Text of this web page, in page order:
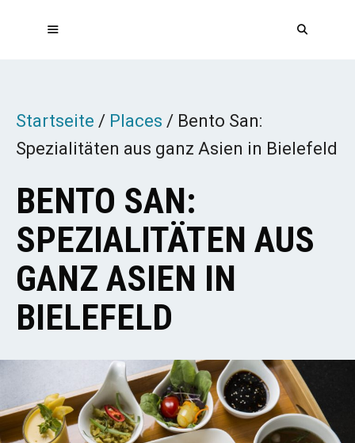
Startseite / Places / Bento San:
Spezialitäten aus ganz Asien in Bielefeld
BENTO SAN:
SPEZIALITÄTEN AUS
GANZ ASIEN IN
BIELEFELD